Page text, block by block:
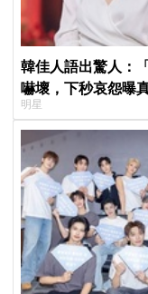
韓佳人語出驚人：
嚇壞，下秒哀怨曝
明星